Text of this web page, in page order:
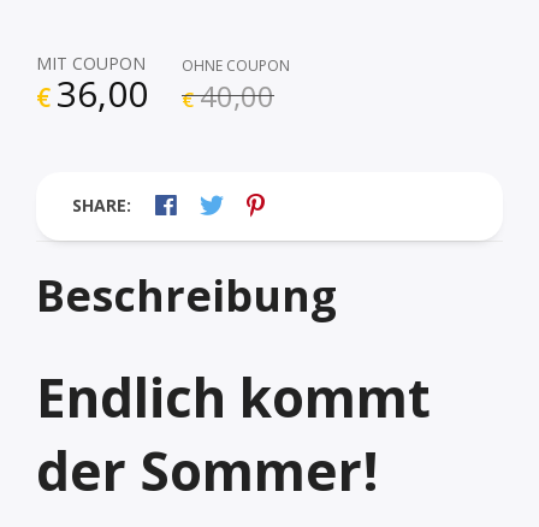
MIT COUPON
€ 36,00
OHNE COUPON
€ 40,00
SHARE:
Beschreibung
Endlich kommt
der Sommer!